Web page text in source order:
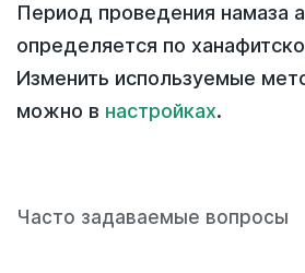
Период проведения намаза
определяется по
Изменить используемые
можно в настройках.
Часто задаваемые вопросы